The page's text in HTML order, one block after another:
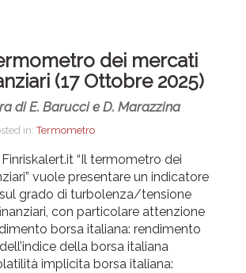
dei mercati
(17 Ottobre 2025)
di E. Barucci e D. Marazzina
in:Termometro
Finriskalert.it “Il termometro dei
vuole presentare un indicatore
grado di turbolenza/tensione
con particolare attenzione
borsa italiana: rendimento
della borsa italiana
implicita borsa italiana: